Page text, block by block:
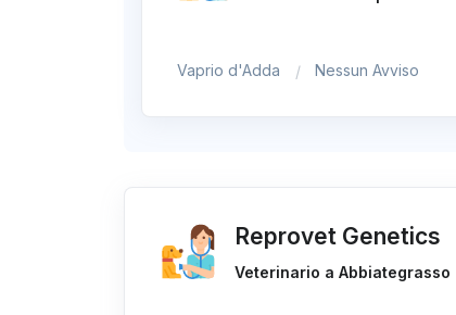
Vaprio d'Adda Nessun Avviso
Reprovet Genetics
Veterinario a Abbiategrasso